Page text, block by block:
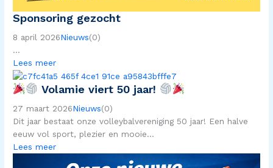
Sponsoring gezocht
8 april 2026Nieuws(0)
...
Lees meer
Volamie viert 50 jaar!
27 maart 2026Nieuws(0)
Dit jaar bestaat onze volleybalvereniging 50 jaar! Een halve
eeuw vol sport, plezier en mooie...
Lees meer